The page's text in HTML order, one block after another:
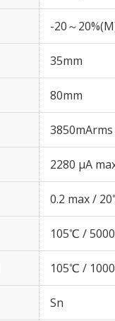
-20～
35mm
80mm
2280 μA
0.2 max /
105℃ /
105℃ /
Sn